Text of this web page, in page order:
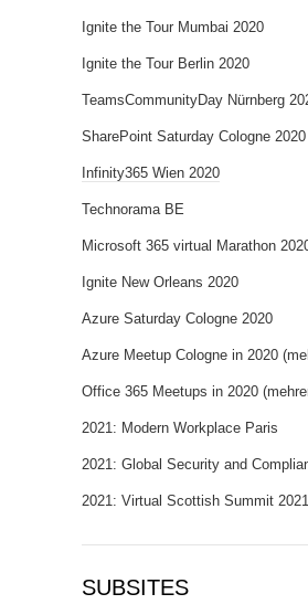
Ignite the Tour Mumbai 2020
Ignite the Tour Berlin 2020
TeamsCommunityDay Nürnberg
SharePoint Saturday Cologne 2020
Infinity365 Wien 2020
Technorama BE
Microsoft 365 virtual Marathon
Ignite New Orleans 2020
Azure Saturday Cologne 2020
Azure Meetup Cologne in 2020
Office 365 Meetups in 2020
2021: Modern Workplace Paris
2021: Global Security and
2021: Virtual Scottish Summit 2021
SUBSITES